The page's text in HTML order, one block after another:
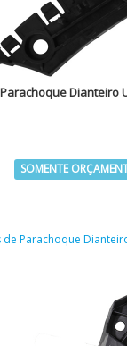
Dianteiro
SOMENTE
de Parachoque